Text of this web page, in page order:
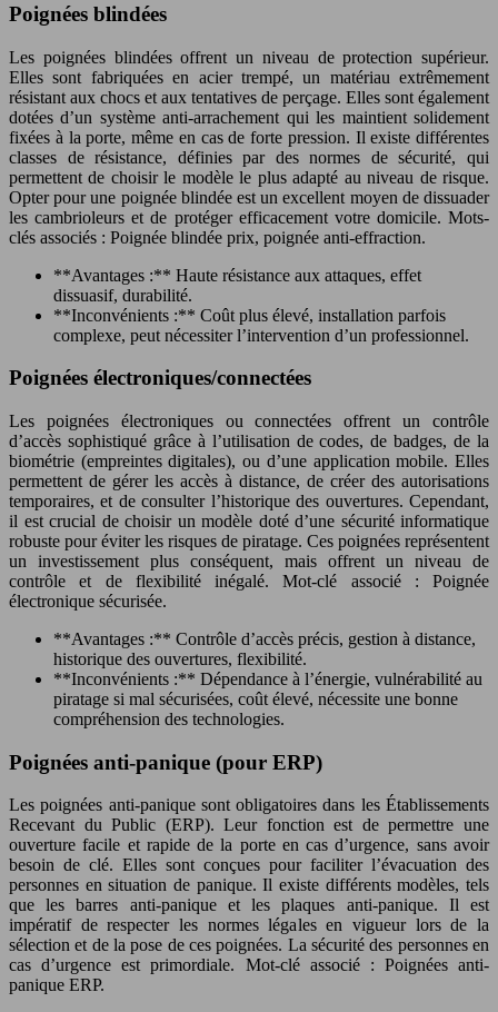
Poignées blindées
Les poignées blindées offrent un niveau de protection supérieur.
Elles sont fabriquées en acier trempé, un matériau extrêmement
résistant aux chocs et aux tentatives de perçage. Elles sont également
dotées d’un système anti-arrachement qui les maintient solidement
fixées à la porte, même en cas de forte pression. Il existe différentes
classes de résistance, définies par des normes de sécurité, qui
permettent de choisir le modèle le plus adapté au niveau de risque.
Opter pour une poignée blindée est un excellent moyen de dissuader
les cambrioleurs et de protéger efficacement votre domicile. Mots-
clés associés : Poignée blindée prix, poignée anti-effraction.
**Avantages :** Haute résistance aux attaques, effet
dissuasif, durabilité.
**Inconvénients :** Coût plus élevé, installation parfois
complexe, peut nécessiter l’intervention d’un professionnel.
Poignées électroniques/connectées
Les poignées électroniques ou connectées offrent un contrôle
d’accès sophistiqué grâce à l’utilisation de codes, de badges, de la
biométrie (empreintes digitales), ou d’une application mobile. Elles
permettent de gérer les accès à distance, de créer des autorisations
temporaires, et de consulter l’historique des ouvertures. Cependant,
il est crucial de choisir un modèle doté d’une sécurité informatique
robuste pour éviter les risques de piratage. Ces poignées représentent
un investissement plus conséquent, mais offrent un niveau de
contrôle et de flexibilité inégalé. Mot-clé associé : Poignée
électronique sécurisée.
**Avantages :** Contrôle d’accès précis, gestion à distance,
historique des ouvertures, flexibilité.
**Inconvénients :** Dépendance à l’énergie, vulnérabilité au
piratage si mal sécurisées, coût élevé, nécessite une bonne
compréhension des technologies.
Poignées anti-panique (pour ERP)
Les poignées anti-panique sont obligatoires dans les Établissements
Recevant du Public (ERP). Leur fonction est de permettre une
ouverture facile et rapide de la porte en cas d’urgence, sans avoir
besoin de clé. Elles sont conçues pour faciliter l’évacuation des
personnes en situation de panique. Il existe différents modèles, tels
que les barres anti-panique et les plaques anti-panique. Il est
impératif de respecter les normes légales en vigueur lors de la
sélection et de la pose de ces poignées. La sécurité des personnes en
cas d’urgence est primordiale. Mot-clé associé : Poignées anti-
panique ERP.